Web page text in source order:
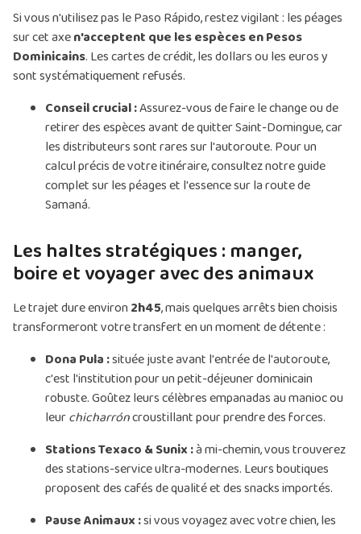
Si vous n'utilisez pas le Paso Rápido, restez vigilant : les péages
sur cet axen'acceptent que les espèces en Pesos
Dominicains. Les cartes de crédit, les dollars ou les euros y
sont systématiquement refusés.
Conseil crucial :Assurez-vous de faire le change ou de
retirer des espèces avant de quitter Saint-Domingue, car
les distributeurs sont rares sur l'autoroute. Pour un
calcul précis de votre itinéraire, consultez notre guide
complet sur les péages et l'essence sur la route de
Samaná.
Les haltes stratégiques : manger,
boire et voyager avec des animaux
Le trajet dure environ 2h45, mais quelques arrêts bien choisis
transformeront votre transfert en un moment de détente :
Dona Pula :située juste avant l'entrée de l'autoroute,
c'est l'institution pour un petit-déjeuner dominicain
robuste. Goûtez leurs célèbres empanadas au manioc ou
leurchicharróncroustillant pour prendre des forces.
Stations Texaco & Sunix :à mi-chemin, vous trouverez
des stations-service ultra-modernes. Leurs boutiques
proposent des cafés de qualité et des snacks importés.
Pause Animaux :si vous voyagez avec votre chien, les